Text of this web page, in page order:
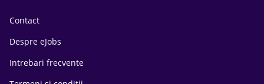
Contact
Despre eJobs
Intrebari frecvente